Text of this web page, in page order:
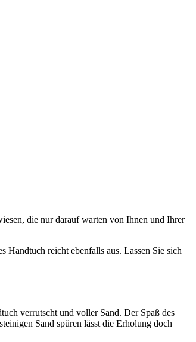
die nur darauf warten von Ihnen und Ihrer
Handtuch reicht ebenfalls aus. Lassen Sie sich
verrutscht und voller Sand. Der Spaß des
Sand spüren lässt die Erholung doch